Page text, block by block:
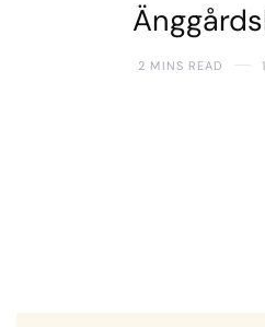
2 MINS READ